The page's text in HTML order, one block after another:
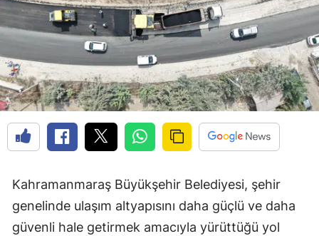
Kahramanmaraş Büyükşehir Belediyesi, şehir
genelinde ulaşım altyapısını daha güçlü ve daha
güvenli hale getirmek amacıyla yürüttüğü yol